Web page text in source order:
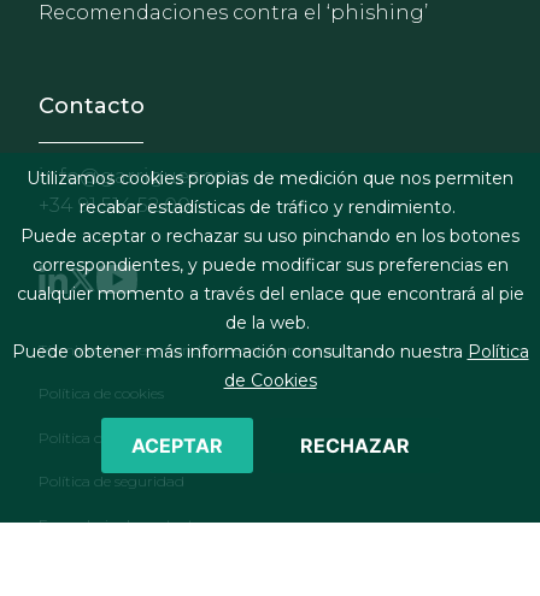
Recomendaciones contra el ‘phishing’
Contacto
info@garrigues.com
+34 91 514 52 00
Footer menu
Términos legales y condiciones de contratación
Política de cookies
Política de privacidad
Política de seguridad
Formulario de contacto
Utilizamos cookies propias de medición que nos permiten
recabar estadísticas de tráfico y rendimiento.
Puede aceptar o rechazar su uso pinchando en los botones
correspondientes, y puede modificar sus preferencias en
cualquier momento a través del enlace que encontrará al pie
de la web.
Puede obtener más información consultando nuestra Política
de Cookies
ACEPTAR RECHAZAR